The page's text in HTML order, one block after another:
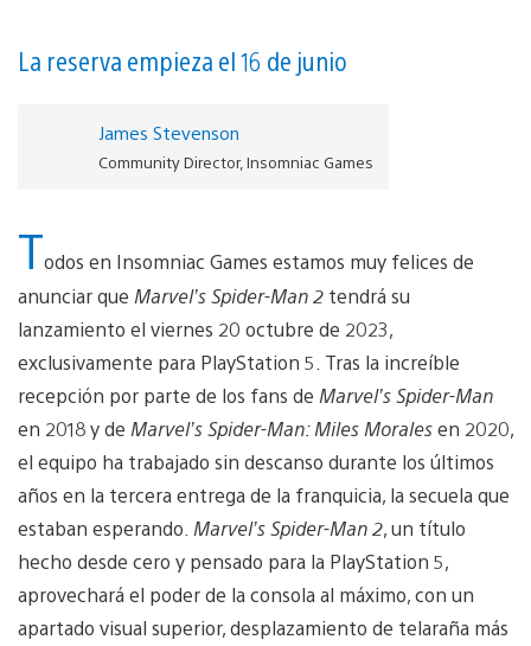
La reserva empieza el 16 de junio
James Stevenson
Community Director, Insomniac Games
Todos en Insomniac Games estamos muy felices de
anunciar que Marvel’s Spider-Man 2 tendrá su
lanzamiento el viernes 20 octubre de 2023,
exclusivamente para PlayStation 5. Tras la increíble
recepción por parte de los fans de Marvel’s Spider-Man
en 2018 y de Marvel’s Spider-Man: Miles Moralesen 2020,
el equipo ha trabajado sin descanso durante los últimos
años en la tercera entrega de la franquicia, la secuela que
estaban esperando. Marvel’s Spider-Man 2, un título
hecho desde cero y pensado para la PlayStation 5,
aprovechará el poder de la consola al máximo, con un
apartado visual superior, desplazamiento de telaraña más